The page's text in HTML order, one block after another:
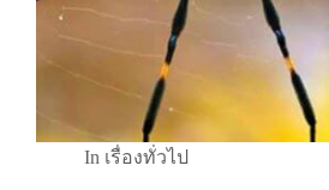
In เรื่องทั่วไป